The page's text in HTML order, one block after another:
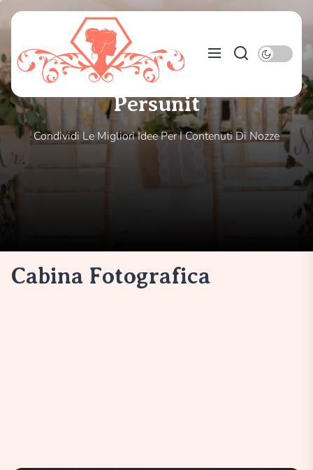
Skip
content
Persunit
Condividi Le Migliori Idee Per I Contenuti Di Nozze
Cabina Fotografica